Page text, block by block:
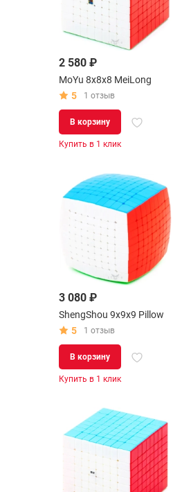
2 580 ₽
MoYu 8x8x8 MeiLong
5
1 отзыв
В корзину
Купить в 1 клик
3 080 ₽
ShengShou 9x9x9 Pillow
5
1 отзыв
В корзину
Купить в 1 клик